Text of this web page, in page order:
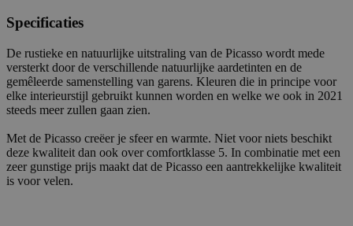
Specificaties
De rustieke en natuurlijke uitstraling van de Picasso wordt mede
versterkt door de verschillende natuurlijke aardetinten en de
gemêleerde samenstelling van garens. Kleuren die in principe voor
elke interieurstijl gebruikt kunnen worden en welke we ook in 2021
steeds meer zullen gaan zien.
Met de Picasso creëer je sfeer en warmte. Niet voor niets beschikt
deze kwaliteit dan ook over comfortklasse 5. In combinatie met een
zeer gunstige prijs maakt dat de Picasso een aantrekkelijke kwaliteit
is voor velen.